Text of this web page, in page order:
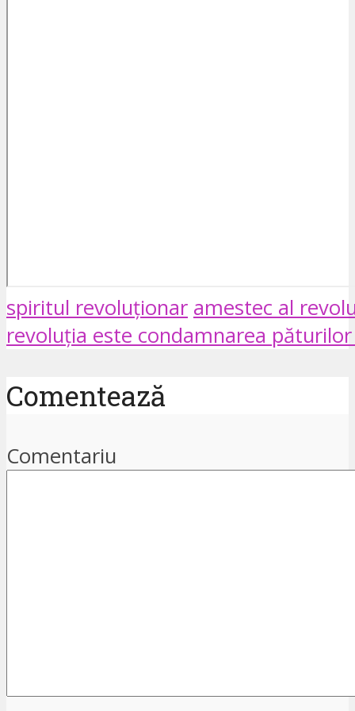
spiritul revoluționar amestec al
revoluția este condamnarea
Comentează
Comentariu